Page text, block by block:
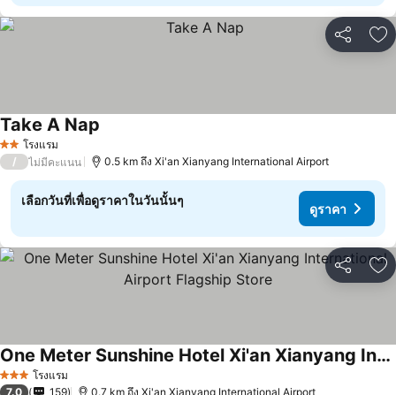
แชร์ เ
2 ดาวโรงแรม
Take A Nap
/ ไม่มีคะแนน 0.5 km ถึง Xi'an Xianyang International Airport
เลือกวันที่เพื่อดูราคาในวันนั้นๆ
ดูราคา
แชร์ เ
3 ดาว โรงแรม
One Meter Sunshine Hotel Xi'an Xianyang International Airport Flagship Store
ดูราคา
7.0 159 0.7 km ถึง Xi'an Xianyang International Airport